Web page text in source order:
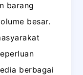
barang
besar.
berbagai